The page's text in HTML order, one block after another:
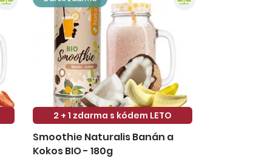
2 + 1 zdarma s kódem LETO
Smoothie Naturalis Banán a
Kokos BIO - 180g